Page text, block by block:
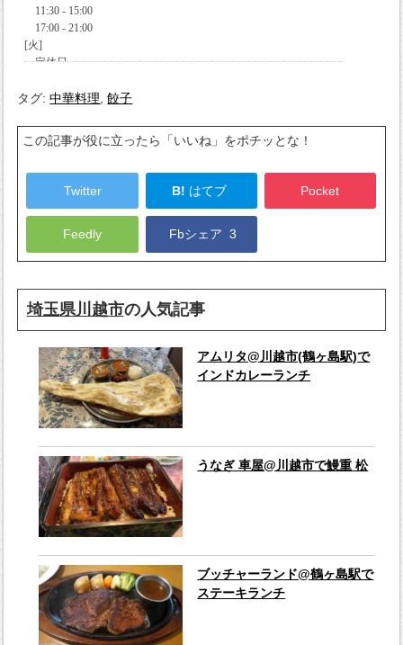
タグ:中華料理 ,餃子
この記事が役に立ったら「いいね」をポチッとな！
Twitter B! はてブ Pocket
Feedly Fbシェア3
埼玉県川越市の人気記事
アムリタ@川越市(鶴ヶ島駅)で
インドカレーランチ
うなぎ 車屋@川越市で鰻重 松
ブッチャーランド@鶴ヶ島駅で
ステーキランチ